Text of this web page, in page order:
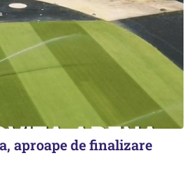
aproape de finalizare